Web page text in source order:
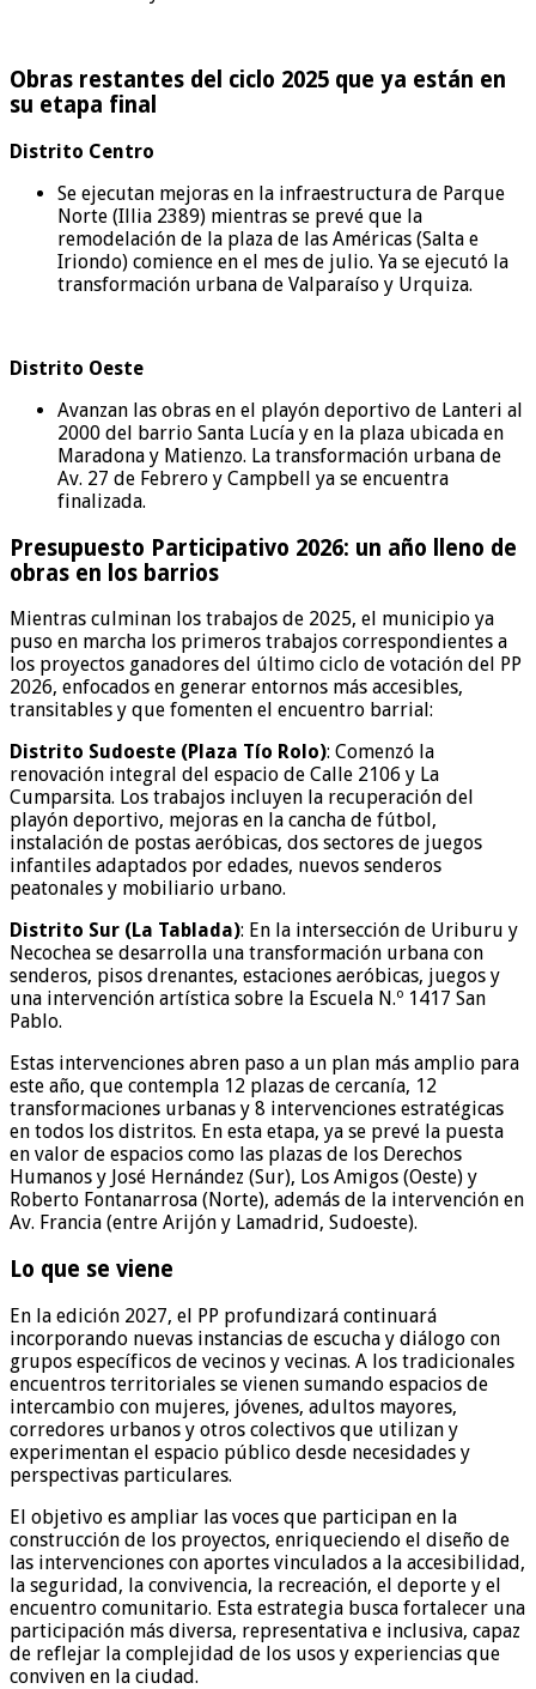
Obras restantes del ciclo 2025 que ya están en
su etapa final
Distrito Centro
Se ejecutan mejoras en la infraestructura de Parque
Norte (Illia 2389) mientras se prevé que la
remodelación de la plaza de las Américas (Salta e
Iriondo) comience en el mes de julio. Ya se ejecutó la
transformación urbana de Valparaíso y Urquiza.
Distrito Oeste
Avanzan las obras en el playón deportivo de Lanteri al
2000 del barrio Santa Lucía y en la plaza ubicada en
Maradona y Matienzo. La transformación urbana de
Av. 27 de Febrero y Campbell ya se encuentra
finalizada.
Presupuesto Participativo 2026: un año lleno de
obras en los barrios
Mientras culminan los trabajos de 2025, el municipio ya
puso en marcha los primeros trabajos correspondientes a
los proyectos ganadores del último ciclo de votación del PP
2026, enfocados en generar entornos más accesibles,
transitables y que fomenten el encuentro barrial:
Distrito Sudoeste (Plaza Tío Rolo): Comenzó la
renovación integral del espacio de Calle 2106 y La
Cumparsita. Los trabajos incluyen la recuperación del
playón deportivo, mejoras en la cancha de fútbol,
instalación de postas aeróbicas, dos sectores de juegos
infantiles adaptados por edades, nuevos senderos
peatonales y mobiliario urbano.
Distrito Sur (La Tablada): En la intersección de Uriburu y
Necochea se desarrolla una transformación urbana con
senderos, pisos drenantes, estaciones aeróbicas, juegos y
una intervención artística sobre la Escuela N.º 1417 San
Pablo.
Estas intervenciones abren paso a un plan más amplio para
este año, que contempla 12 plazas de cercanía, 12
transformaciones urbanas y 8 intervenciones estratégicas
en todos los distritos. En esta etapa, ya se prevé la puesta
en valor de espacios como las plazas de los Derechos
Humanos y José Hernández (Sur), Los Amigos (Oeste) y
Roberto Fontanarrosa (Norte), además de la intervención en
Av. Francia (entre Arijón y Lamadrid, Sudoeste).
Lo que se viene
En la edición 2027, el PP profundizará continuará
incorporando nuevas instancias de escucha y diálogo con
grupos específicos de vecinos y vecinas. A los tradicionales
encuentros territoriales se vienen sumando espacios de
intercambio con mujeres, jóvenes, adultos mayores,
corredores urbanos y otros colectivos que utilizan y
experimentan el espacio público desde necesidades y
perspectivas particulares.
El objetivo es ampliar las voces que participan en la
construcción de los proyectos, enriqueciendo el diseño de
las intervenciones con aportes vinculados a la accesibilidad,
la seguridad, la convivencia, la recreación, el deporte y el
encuentro comunitario. Esta estrategia busca fortalecer una
participación más diversa, representativa e inclusiva, capaz
de reflejar la complejidad de los usos y experiencias que
conviven en la ciudad.